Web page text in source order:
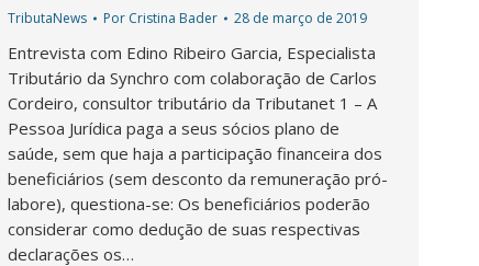
TributaNews Por Cristina Bader 28 de março de 2019
Entrevista com Edino Ribeiro Garcia, Especialista
Tributário da Synchro com colaboração de Carlos
Cordeiro, consultor tributário da Tributanet 1 – A
Pessoa Jurídica paga a seus sócios plano de
saúde, sem que haja a participação financeira dos
beneficiários (sem desconto da remuneração pró-
labore), questiona-se: Os beneficiários poderão
considerar como dedução de suas respectivas
declarações os…